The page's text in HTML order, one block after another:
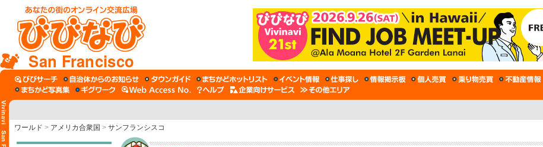
San Francisco
ワールド > アメリカ合衆国 > サンフランシスコ